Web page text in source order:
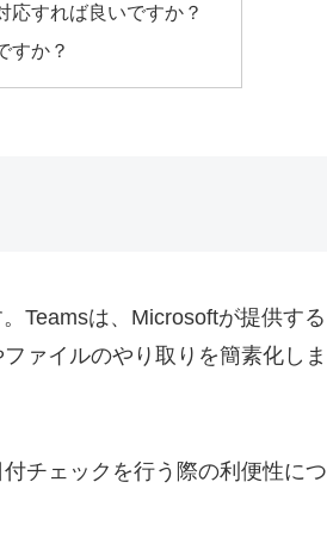
応すれば良いですか？
すか？
Teamsは、Microsoftが提供する
ァイルのやり取りを簡素化しま
チェックを行う際の利便性につ